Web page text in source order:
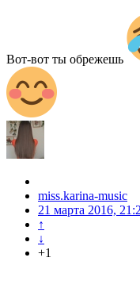
Вот-вот ты обрежешь
miss.karina-music
21 марта 2016,
↑
↓
+1